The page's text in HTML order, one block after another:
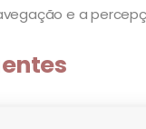
e a